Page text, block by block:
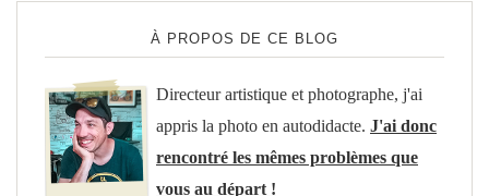
À PROPOS DE CE BLOG
Directeur artistique et photographe, j'ai
appris la photo en autodidacte. J'ai donc
rencontré les mêmes problèmes que
vous au départ !